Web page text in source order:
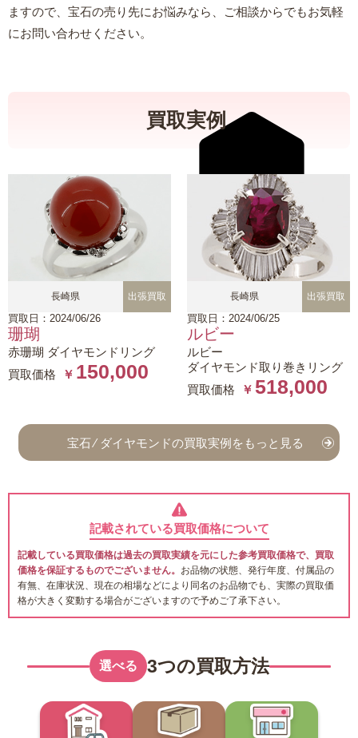
ますので、宝石の売り先にお悩みなら、ご相談からでもお気軽
にお問い合わせください。
買取実例
長崎県 出張買取
買取日：2024/06/26
珊瑚
赤珊瑚 ダイヤモンドリング
買取価格
￥ 150,000
長崎県 出張買取
買取日：2024/06/25
ルビー
ルビー
ダイヤモンド取り巻きリング
買取価格
￥ 518,000
宝石 ⁄ ダイヤモンドの買取実例をもっと見る
記載されている買取価格について
記載している買取価格は過去の買取実績を元にした参考買取価格で、買取
価格を保証するものでございません。 お品物の状態、発行年度、付属品の
有無、在庫状況、現在の相場などにより同名のお品物でも、実際の買取価
格が大きく変動する場合がございますので予めご了承下さい。
選べる 3つの買取方法